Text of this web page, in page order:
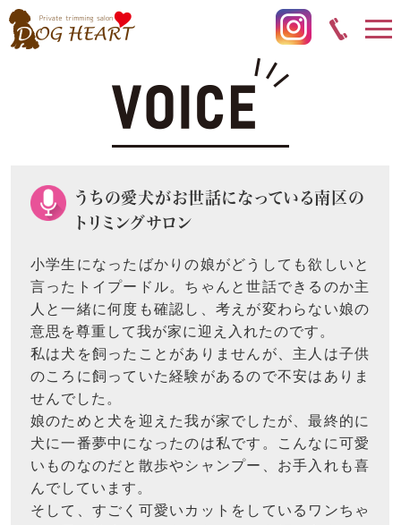
うちの愛犬がお世話になっている南区の
トリミングサロン
小学生になったばかりの娘がどうしても欲しいと
言ったトイプードル。ちゃんと世話できるのか主
人と一緒に何度も確認し、考えが変わらない娘の
意思を尊重して我が家に迎え入れたのです。
私は犬を飼ったことがありませんが、主人は子供
のころに飼っていた経験があるので不安はありま
せんでした。
娘のためと犬を迎えた我が家でしたが、最終的に
犬に一番夢中になったのは私です。こんなに可愛
いものなのだと散歩やシャンプー、お手入れも喜
んでしています。
そして、すごく可愛いカットをしているワンちゃ